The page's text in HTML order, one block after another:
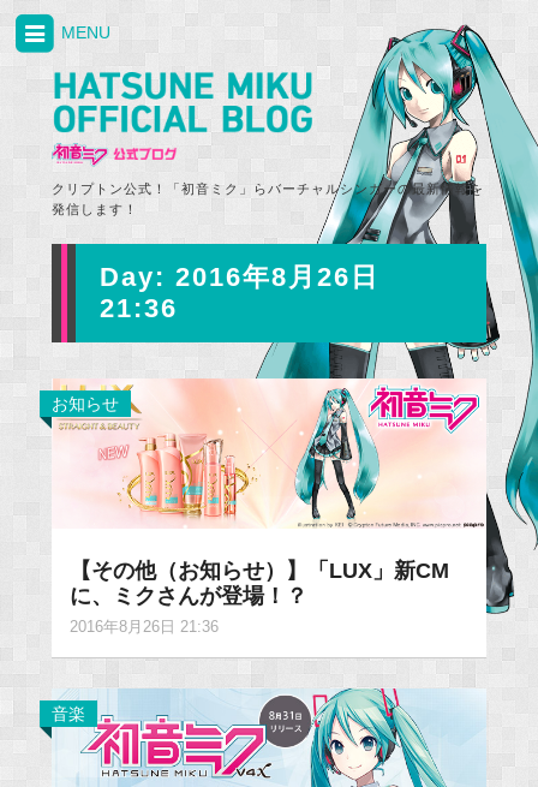
クリプトン公式！「初音ミク」らバーチャルシンガーの最新情報を
発信します！
MENU
Day: 2016年8月26日
21:36
お知らせ
【その他（お知らせ）】「LUX」新CM
に、ミクさんが登場！？
2016年8月26日 21:36
音楽